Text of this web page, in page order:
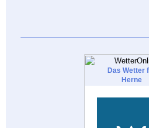
Das Wetter
Herne